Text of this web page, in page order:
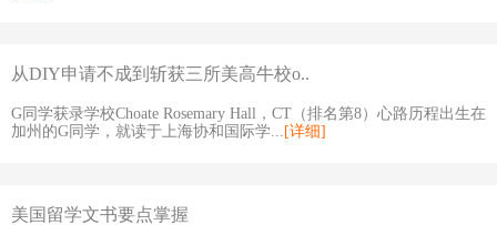
从DIY申请不成到斩获三所美高牛校o..
G同学获录学校Choate Rosemary Hall，CT（排名第8）心路历程出生在
加州的G同学，就读于上海协和国际学... [详细]
美国留学文书要点掌握